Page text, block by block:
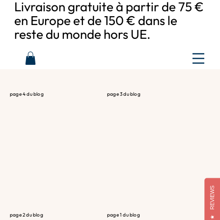
Livraison gratuite à partir de 75 €
en Europe et de 150 € dans le
reste du monde hors UE.
page 4 du blog page 3 du blog
page 2 du blog page 1 du blog
Blog
★
REVIEWS